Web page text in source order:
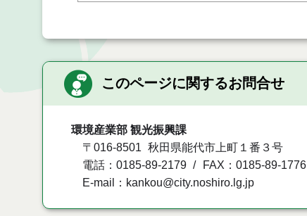
このページに関するお問合せ
環境産業部 観光振興課
〒016-8501
秋田県能代市上町１番３号
電話：0185-89-2179
FAX：0185-89-1776
E-mail：kankou@city.noshiro.lg.jp